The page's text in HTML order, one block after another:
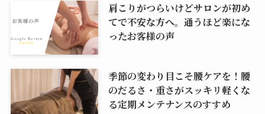
肩こりがつらいけどサロンが初め
てで不安な方へ。通うほど楽にな
ったお客様の声
季節の変わり目こそ腰ケアを！腰
のだるさ・重さがスッキリ軽くな
る定期メンテナンスのすすめ